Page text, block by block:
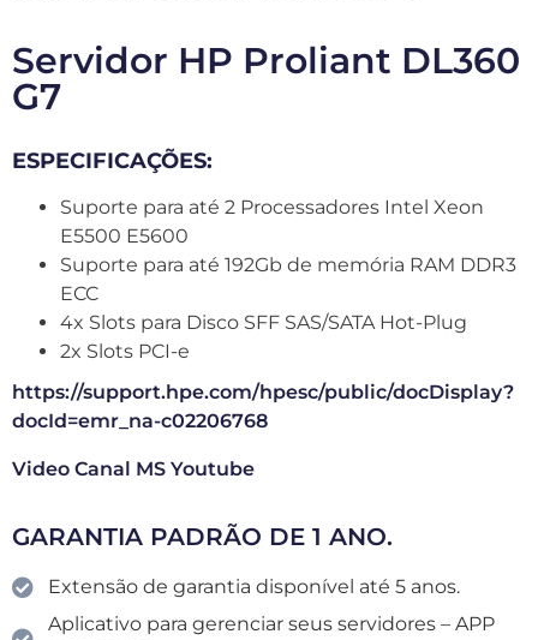
Servidor HP Proliant DL360
G7
ESPECIFICAÇÕES:
Suporte para até 2 Processadores Intel Xeon
E5500 E5600
Suporte para até 192Gb de memória RAM DDR3
ECC
4x Slots para Disco SFF SAS/SATA Hot-Plug
2x Slots PCI-e
https://support.hpe.com/hpesc/public/docDisplay?
docId=emr_na-c02206768
Video Canal MS Youtube
GARANTIA PADRÃO DE 1 ANO.
Extensão de garantia disponível até 5 anos.
Aplicativo para gerenciar seus servidores – APP